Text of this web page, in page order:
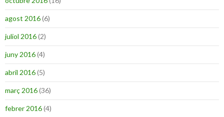
agost 2016(6)
juliol 2016(2)
juny 2016(4)
abril 2016(5)
març 2016(36)
febrer 2016(4)